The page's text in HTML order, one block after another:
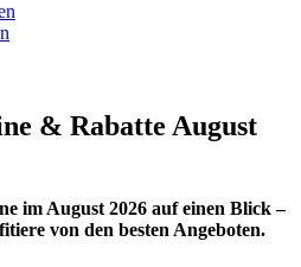
& Rabatte August
im August 2026 auf einen Blick –
von den besten Angeboten.